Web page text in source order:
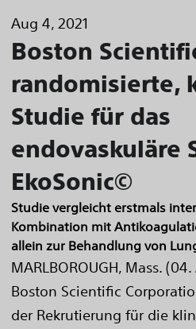
Aug 4, 2021
Boston
randomisierte,
Studie für das
endovaskuläre
EkoSonic©
Studie vergleicht erstmals
Kombination mit
allein zur Behandlung von
MARLBOROUGH, Mass.
Boston Scientific
der Rekrutierung für die